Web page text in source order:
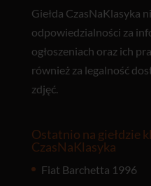
Giełda CzasNaKlasyka
odpowiedzialności za
ogłoszeniach oraz ich
również za legalność
zdjęć.
Ostatnio na giełdzie
CzasNaKlasyka
Fiat Barchetta 1996